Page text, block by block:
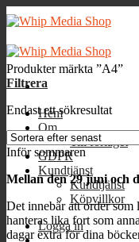
Skip
to
Hem
Om
Till förlaget
GDPR
Kundtjänst
Kundtjänst
Köpvillkor
Logga in
Produkter märkta ”A4”
Filtrera
Endast ett sökresultat
Inför sommaren
Mellan den 29 juni och
Det innebär att order som
hanteras lika fort som
dagar extra för dina